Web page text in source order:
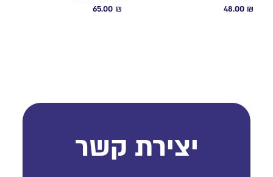
48.00 ₪
65.00 ₪
יצירת קשר